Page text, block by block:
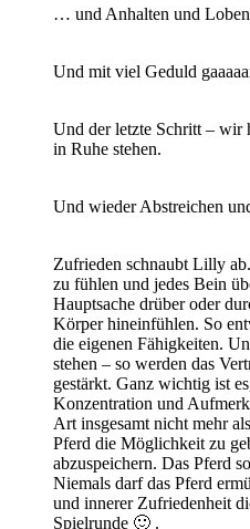
… und Anhalten und Loben
Und mit viel Geduld
Und der letzte Schritt – wir
in Ruhe stehen.
Und wieder Abstreichen
Zufrieden schnaubt Lilly
zu fühlen und jedes Bein
Hauptsache drüber oder
Körper hineinfühlen. So
die eigenen Fähigkeiten.
stehen – so werden das
gestärkt. Ganz wichtig ist
Konzentration und
Art insgesamt nicht mehr
Pferd die Möglichkeit zu
abzuspeichern. Das Pferd
Niemals darf das Pferd
und innerer Zufriedenheit
Spielrunde 🙂 .